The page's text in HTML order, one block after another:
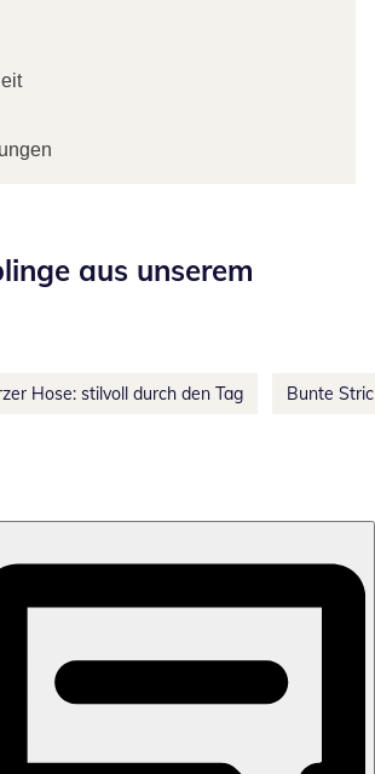
aus unserem
Hose: stilvoll durch den Tag Bunte